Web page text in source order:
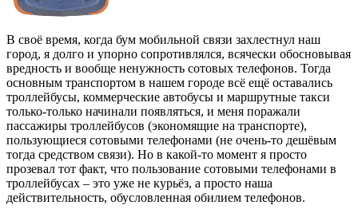
В своё время, когда бум мобильной связи захлестнул наш
город, я долго и упорно сопротивлялся, всячески обосновывая
вредность и вообще ненужность сотовых телефонов. Тогда
основным транспортом в нашем городе всё ещё оставались
троллейбусы, коммерческие автобусы и маршрутные такси
только-только начинали появляться, и меня поражали
пассажиры троллейбусов (экономящие на транспорте),
пользующиеся сотовыми телефонами (не очень-то дешёвым
тогда средством связи). Но в какой-то момент я просто
прозевал тот факт, что пользование сотовыми телефонами в
троллейбусах – это уже не курьёз, а просто наша
действительность, обусловленная обилием телефонов.